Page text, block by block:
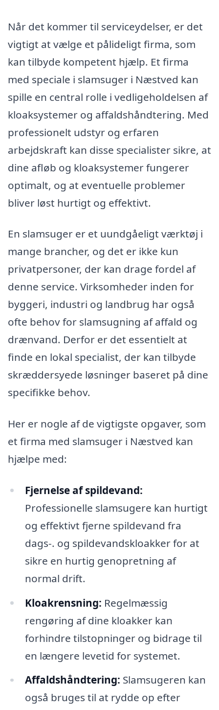
Når det kommer til serviceydelser, er det
vigtigt at vælge et pålideligt firma, som
kan tilbyde kompetent hjælp. Et firma
med speciale i slamsuger i Næstved kan
spille en central rolle i vedligeholdelsen af
kloaksystemer og affaldshåndtering. Med
professionelt udstyr og erfaren
arbejdskraft kan disse specialister sikre, at
dine afløb og kloaksystemer fungerer
optimalt, og at eventuelle problemer
bliver løst hurtigt og effektivt.
En slamsuger er et uundgåeligt værktøj i
mange brancher, og det er ikke kun
privatpersoner, der kan drage fordel af
denne service. Virksomheder inden for
byggeri, industri og landbrug har også
ofte behov for slamsugning af affald og
drænvand. Derfor er det essentielt at
finde en lokal specialist, der kan tilbyde
skræddersyede løsninger baseret på dine
specifikke behov.
Her er nogle af de vigtigste opgaver, som
et firma med slamsuger i Næstved kan
hjælpe med:
Fjernelse af spildevand:
Professionelle slamsugere kan hurtigt
og effektivt fjerne spildevand fra
dags-. og spildevandskloakker for at
sikre en hurtig genopretning af
normal drift.
Kloakrensning: Regelmæssig
rengøring af dine kloakker kan
forhindre tilstopninger og bidrage til
en længere levetid for systemet.
Affaldshåndtering: Slamsugeren kan
også bruges til at rydde op efter